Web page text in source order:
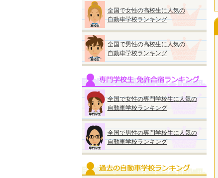
全国で女性の高校生に人気の
自動車学校ランキング
全国で男性の高校生に人気の
自動車学校ランキング
全国で女性の専門学校生に人気の
自動車学校ランキング
全国で男性の専門学校生に人気の
自動車学校ランキング